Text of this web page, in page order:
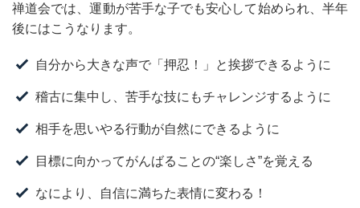
禅道会では、運動が苦手な子でも安心して始められ、半年
後にはこうなります。
自分から大きな声で「押忍！」と挨拶できるように
稽古に集中し、苦手な技にもチャレンジするように
相手を思いやる行動が自然にできるように
目標に向かってがんばることの“楽しさ”を覚える
なにより、自信に満ちた表情に変わる！